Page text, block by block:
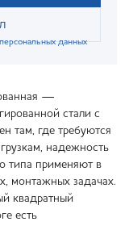
данных
—
стали с
там, где требуются
надежность
типа применяют в
монтажных задачах.
квадратный
есть